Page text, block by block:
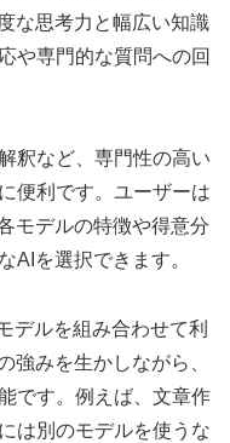
な思考力と幅広い知識
や専門的な質問への回
釈など、専門性の高い
便利です。ユーザーは
モデルの特徴や得意分
AIを選択できます。
デルを組み合わせて利
強みを生かしながら、
です。例えば、文章作
は別のモデルを使うな